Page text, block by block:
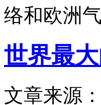
络和欧洲
世界最
文章来源